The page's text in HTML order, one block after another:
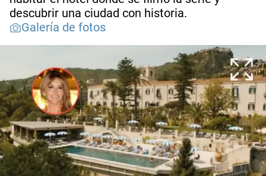
descubrir una ciudad con historia.
Galería de fotos